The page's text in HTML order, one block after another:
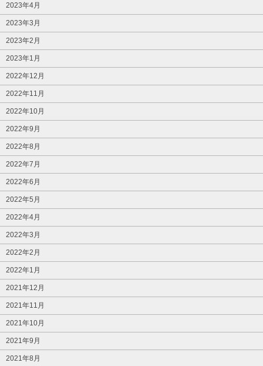
2023年4月
2023年3月
2023年2月
2023年1月
2022年12月
2022年11月
2022年10月
2022年9月
2022年8月
2022年7月
2022年6月
2022年5月
2022年4月
2022年3月
2022年2月
2022年1月
2021年12月
2021年11月
2021年10月
2021年9月
2021年8月